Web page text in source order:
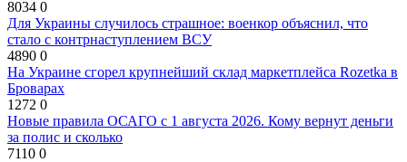
8034 0
Для Украины случилось страшное: военкор объяснил, что
стало с контрнаступлением ВСУ
4890 0
На Украине сгорел крупнейший склад маркетплейса Rozetka в
Броварах
1272 0
Новые правила ОСАГО с 1 августа 2026. Кому вернут деньги
за полис и сколько
7110 0